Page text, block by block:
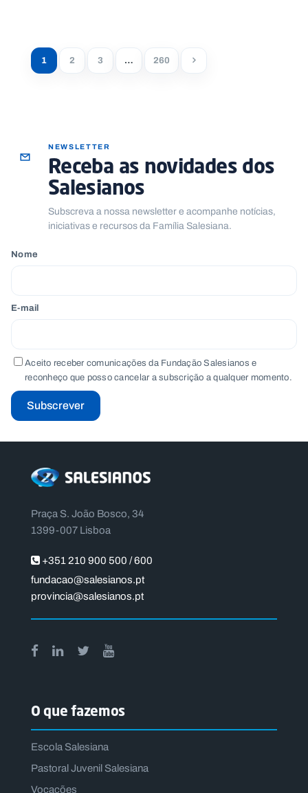
1 2 3 … 260
NEWSLETTER
Receba as novidades dos
Salesianos
Subscreva a nossa newsletter e acompanhe notícias,
iniciativas e recursos da Família Salesiana.
Nome
E-mail
Aceito receber comunicações da Fundação Salesianos e
reconheço que posso cancelar a subscrição a qualquer momento.
Subscrever
Praça S. João Bosco, 34
1399-007 Lisboa
+351 210 900 500 / 600
fundacao@salesianos.pt
provincia@salesianos.pt
O que fazemos
Escola Salesiana
Pastoral Juvenil Salesiana
Vocações